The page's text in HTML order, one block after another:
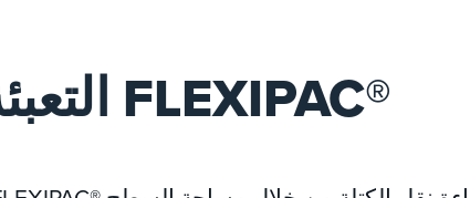
التعبئة الهيكلية FLEXIPAC®